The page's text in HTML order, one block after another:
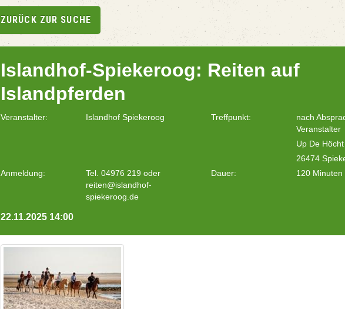
ZURÜCK ZUR SUCHE
Islandhof-Spiekeroog: Reiten auf
Islandpferden
Veranstalter: Islandhof Spiekeroog Treffpunkt:
nach
Veranstalter
Up De
26474
Anmeldung:
Tel. 04976 219 oder
reiten@islandhof-
spiekeroog.de
Dauer: 120 Minuten
22.11.2025 14:00